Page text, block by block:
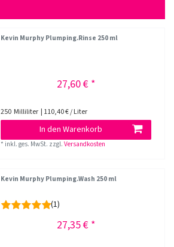
Kevin Murphy Plumping.Rinse 250 ml
27,60 € *
250 Milliliter | 110,40 € / Liter
In den Warenkorb
* inkl. ges. MwSt. zzgl.Versandkosten
Kevin Murphy Plumping.Wash 250 ml
(1)
27,35 € *